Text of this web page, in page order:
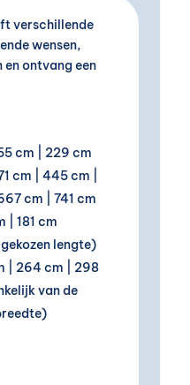
verschillende
wensen,
ontvang een
cm | 229 cm
cm | 445 cm |
cm | 741 cm
| 181 cm
lengte)
| 264 cm | 298
van de